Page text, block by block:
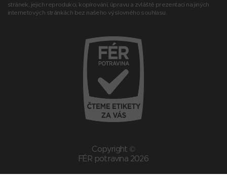
stránek, jejich reprodukci, kopírování, úpravu a zvláště prezentaci na jiných
internetových stránkách bez našeho výslovného souhlasu.
Copyright ©
FÉR potravina 2026